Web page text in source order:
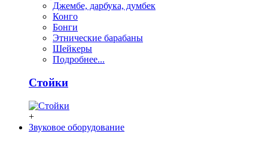
Джембе, дарбука, думбек
Конго
Бонги
Этнические барабаны
Шейкеры
Подробнее...
Стойки
+
Звуковое оборудование